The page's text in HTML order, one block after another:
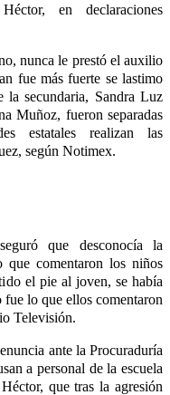
en declaraciones
nunca le prestó el auxilio
fue más fuerte se lastimo
la secundaria, Sandra Luz
Muñoz, fueron separadas
estatales realizan las
según Notimex.
que desconocía la
que comentaron los niños
el pie al joven, se había
fue lo que ellos comentaron
Televisión.
ante la Procuraduría
a personal de la escuela
que tras la agresión